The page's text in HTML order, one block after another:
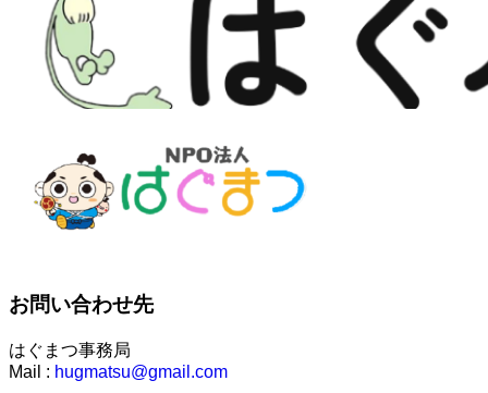
お問い合わせ先
はぐまつ事務局
Mail : hugmatsu@gmail.com